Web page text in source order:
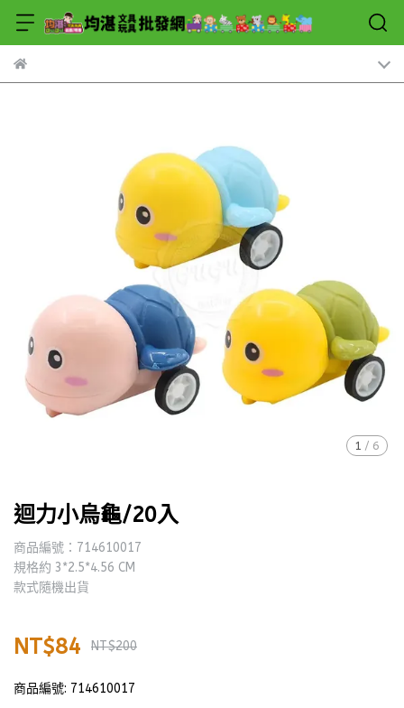
1 / 6
迴力小烏龜/20入
商品編號：714610017
規格約 3*2.5*4.56 CM
款式隨機出貨
NT$84 NT$200
商品編號: 714610017